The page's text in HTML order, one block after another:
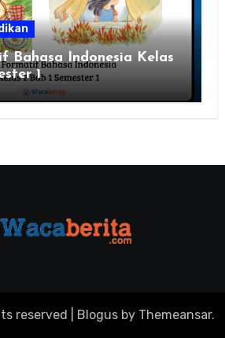
Bahasa Indonesia Kelas
1
reserved Blogusby Themeansar.